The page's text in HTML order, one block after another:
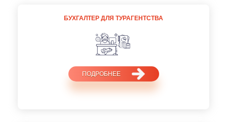
БУХГАЛТЕР ДЛЯ ТУРАГЕНТСТВА
ПОДРОБНЕЕ